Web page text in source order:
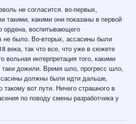
не согласится. во-первых,
такими, какими они показаны в первой
ордена, воспитывающего
не было. Во-вторых, ассасины были
века, так что все, что уже в сюжете
вольная интерпретация того, какими
дожили. Время шло, прогресс шло,
должны были идти дальше,
вот пути. Ничего страшного в
по поводу смены разработчика у